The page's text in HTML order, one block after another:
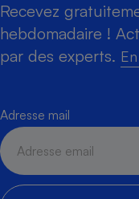
Recevez
hebdomadaire !
par des experts.
Adresse mail